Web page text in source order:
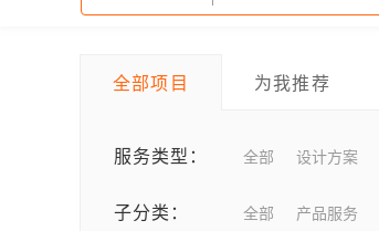
全部项目 为我推荐
服务类型： 全部 设计方案
子分类： 全部 产品服务